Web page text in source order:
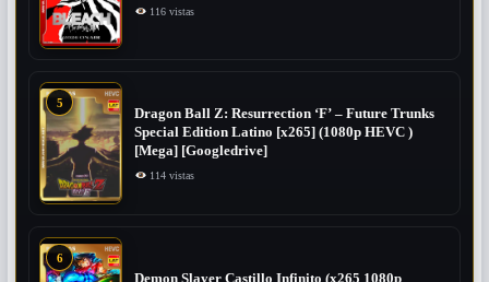
116 vistas
5
Dragon Ball Z: Resurrection ‘F’ – Future Trunks
Special Edition Latino [x265] (1080p HEVC )
[Mega] [Googledrive]
114 vistas
6
Demon Slayer Castillo Infinito (x265 1080p